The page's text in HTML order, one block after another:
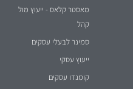
מאסטר קלאס - ייעוץ מול
קהל
סמינר לבעלי עסקים
ייעוץ עסקי
קומנדו עסקים